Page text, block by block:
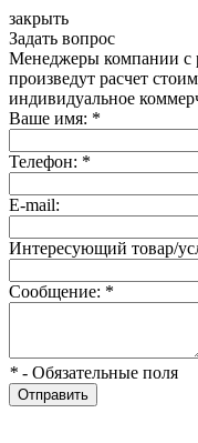
закрыть
Задать вопрос
Менеджеры компании с
произведут расчет
индивидуальное
Ваше имя: *
Телефон: *
E-mail:
Интересующий товар/
Сообщение: *
* - Обязательные поля
Отправить